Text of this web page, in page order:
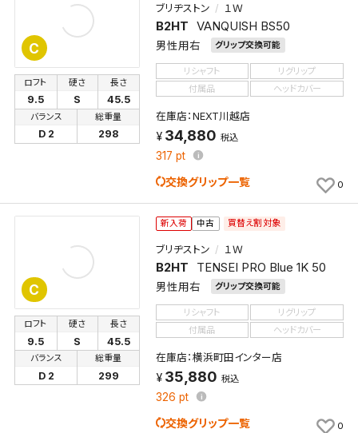
C
ブリヂストン １Ｗ
B2HT VANQUISH BS50
男性用右 グリップ交換可能
ロフト
9.5
硬さ
S
長さ
45.5
バランス
D 2
総重量
298
リシャフト
リグリップ
付属品
ヘッドカバー
在庫店：NEXT川越店
34,880 税込
317 pt
交換グリップ一覧 0
C
新入荷 中古 買替え割対象
ブリヂストン １Ｗ
B2HT TENSEI PRO Blue 1K 50
男性用右 グリップ交換可能
ロフト
9.5
硬さ
S
長さ
45.5
バランス
D 2
総重量
299
リシャフト
リグリップ
付属品
ヘッドカバー
在庫店：横浜町田インター店
35,880 税込
326 pt
交換グリップ一覧 0